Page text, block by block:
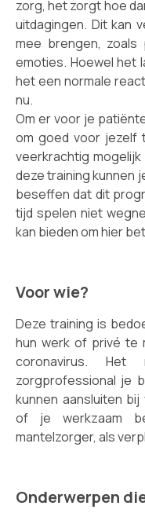
zorg, het zorgt hoe
uitdagingen. Dit kan
mee brengen, zoals
emoties. Hoewel het
het een normale
nu.
Om er voor je
om goed voor jezelf
veerkrachtig mogelijk
deze training kunnen
beseffen dat dit
tijd spelen niet
kan bieden om hier
Voor wie?
Deze training is
hun werk of privé te
coronavirus.
zorgprofessional je
kunnen aansluiten
of je werkzaam
mantelzorger, als
Onderwerpen